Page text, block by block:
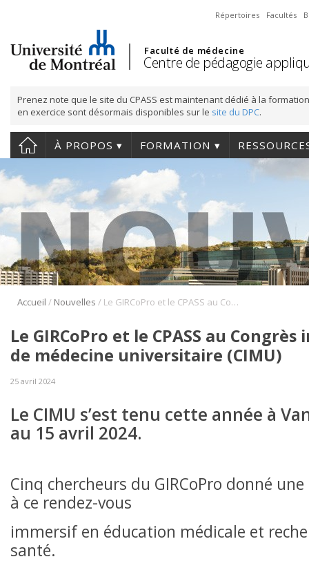
Répertoires Facultés
Faculté de médecine
Centre de pédagogie
Prenez note que le site du CPASS est maintenant dédié à la
en exercice sont désormais disponibles sur le site du DPC.
À PROPOS FORMATION
Accueil / Nouvelles / Le GIRCoPro et le CPASS au Congrès international de médecine universitaire (CIMU)
Le GIRCoPro et le CPASS au
de médecine universitaire (CIMU)
25 avril 2024
Le CIMU s’est tenu cette année à
au 15 avril 2024.
Cinq chercheurs du GIRCoPro donné
à ce rendez-vous
immersif en éducation médicale et
santé.